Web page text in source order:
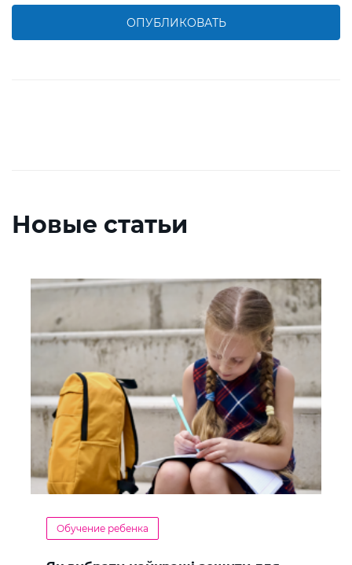
ОПУБЛИКОВАТЬ
Новые статьи
Обучение ребенка